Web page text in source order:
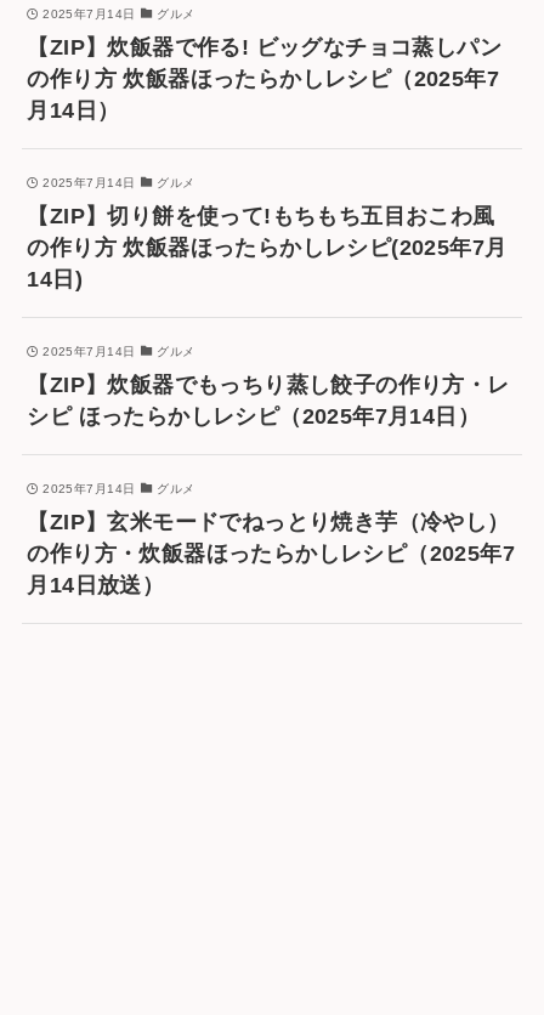
2025年7月14日 グルメ
【ZIP】炊飯器で作る! ビッグなチョコ蒸しパン
の作り方 炊飯器ほったらかしレシピ（2025年7
月14日）
2025年7月14日 グルメ
【ZIP】切り餅を使って!もちもち五目おこわ風
の作り方 炊飯器ほったらかしレシピ(2025年7月
14日)
2025年7月14日 グルメ
【ZIP】炊飯器でもっちり蒸し餃子の作り方・レ
シピ ほったらかしレシピ（2025年7月14日）
2025年7月14日 グルメ
【ZIP】玄米モードでねっとり焼き芋（冷やし）
の作り方・炊飯器ほったらかしレシピ（2025年7
月14日放送）